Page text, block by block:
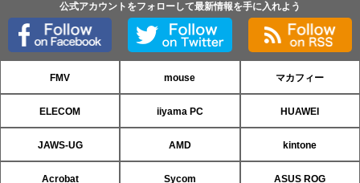
公式アカウントをフォローして最新情報を手に入れよう
FMV mouse マカフィー
ELECOM iiyama PC HUAWEI
JAWS-UG AMD kintone
Acrobat Sycom ASUS ROG